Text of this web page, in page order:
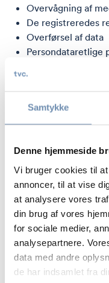
Samtykke
Denne hjemmeside
Vi bruger cookies til
annoncer, til at vise
at analysere vores
din brug af vores
for sociale medier,
analysepartnere.
data med andre
de har indsamlet fra
Overvågning af
De registreredes
Overførsel af data
Persondataretlige
Brug af